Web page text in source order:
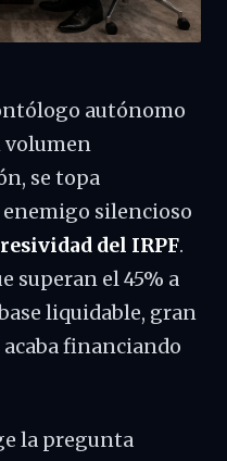
autónomo
volumen
se topa
silencioso
del IRPF.
superan el 45% a
liquidable, gran
financiando
la pregunta